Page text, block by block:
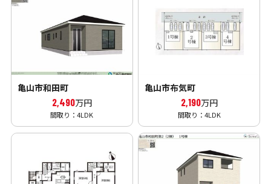
亀山市和田町
2,490万円
間取り：4LDK
亀山市布気町
2,190万円
間取り：4LDK